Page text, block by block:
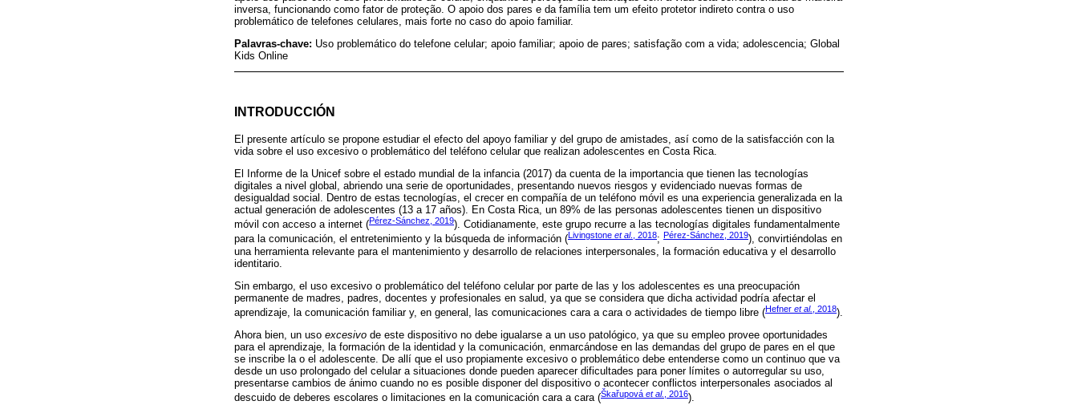
inversa, funcionando como fator de proteção. O apoio dos pares e da família tem um efeito protetor indireto contra o uso
problemático de telefones celulares, mais forte no caso do apoio familiar.
Palavras-chave: Uso problemático do telefone celular; apoio familiar; apoio de pares; satisfação com a vida; adolescencia; Global
Kids Online
INTRODUCCIÓN
El presente artículo se propone estudiar el efecto del apoyo familiar y del grupo de amistades, así como de la satisfacción con la
vida sobre el uso excesivo o problemático del teléfono celular que realizan adolescentes en Costa Rica.
El Informe de la Unicef sobre el estado mundial de la infancia (2017) da cuenta de la importancia que tienen las tecnologías
digitales a nivel global, abriendo una serie de oportunidades, presentando nuevos riesgos y evidenciado nuevas formas de
desigualdad social. Dentro de estas tecnologías, el crecer en compañía de un teléfono móvil es una experiencia generalizada en la
actual generación de adolescentes (13 a 17 años). En Costa Rica, un 89% de las personas adolescentes tienen un dispositivo
móvil con acceso a internet (Pérez-Sánchez, 2019). Cotidianamente, este grupo recurre a las tecnologías digitales fundamentalmente
para la comunicación, el entretenimiento y la búsqueda de información ( Livingstone et al., 2018; Pérez-Sánchez, 2019), convirtiéndolas en
una herramienta relevante para el mantenimiento y desarrollo de relaciones interpersonales, la formación educativa y el desarrollo
identitario.
Sin embargo, el uso excesivo o problemático del teléfono celular por parte de las y los adolescentes es una preocupación
permanente de madres, padres, docentes y profesionales en salud, ya que se considera que dicha actividad podría afectar el
aprendizaje, la comunicación familiar y, en general, las comunicaciones cara a cara o actividades de tiempo libre (Hefner et al. , 2018).
Ahora bien, un uso excesivo de este dispositivo no debe igualarse a un uso patológico, ya que su empleo provee oportunidades
para el aprendizaje, la formación de la identidad y la comunicación, enmarcándose en las demandas del grupo de pares en el que
se inscribe la o el adolescente. De allí que el uso propiamente excesivo o problemático debe entenderse como un continuo que va
desde un uso prolongado del celular a situaciones donde pueden aparecer dificultades para poner límites o autorregular su uso,
presentarse cambios de ánimo cuando no es posible disponer del dispositivo o acontecer conflictos interpersonales asociados al
descuido de deberes escolares o limitaciones en la comunicación cara a cara (Škařupová et al. , 2016).